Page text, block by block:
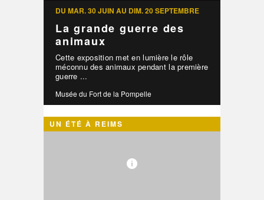
DU MAR. 30 JUIN AU DIM. 20 SEPTEMBRE
La grande guerre des
animaux
Cette exposition met en lumière le rôle
méconnu des animaux pendant la première
guerre ...
Musée du Fort de la Pompelle
UN ÉTÉ À REIMS